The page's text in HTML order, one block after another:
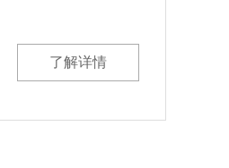
了解详情